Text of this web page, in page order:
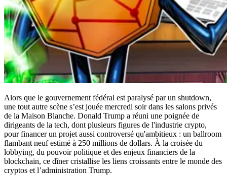
Alors que le gouvernement fédéral est paralysé par un shutdown,
une tout autre scène s’est jouée mercredi soir dans les salons privés
de la Maison Blanche. Donald Trump a réuni une poignée de
dirigeants de la tech, dont plusieurs figures de l'industrie crypto,
pour financer un projet aussi controversé qu'ambitieux : un ballroom
flambant neuf estimé à 250 millions de dollars. À la croisée du
lobbying, du pouvoir politique et des enjeux financiers de la
blockchain, ce dîner cristallise les liens croissants entre le monde des
cryptos et l’administration Trump.